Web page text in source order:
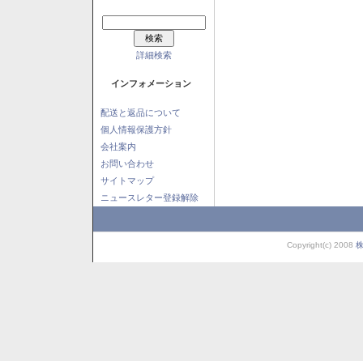
詳細検索
インフォメーション
配送と返品について
個人情報保護方針
会社案内
お問い合わせ
サイトマップ
ニュースレター登録解除
Copyright(c) 2008